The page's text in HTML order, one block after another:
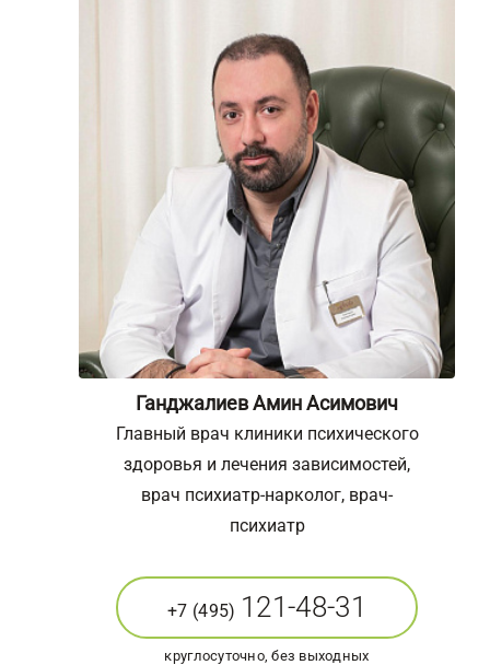
Ганджалиев Амин Асимович
Главный врач клиники психического
здоровья и лечения зависимостей,
врач психиатр-нарколог, врач-
психиатр
+7 (495) 121-48-31
круглосуточно, без выходных